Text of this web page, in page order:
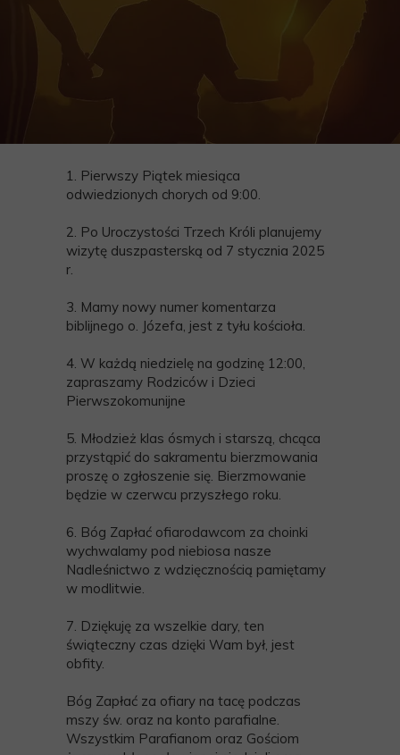
1. Pierwszy Piątek miesiąca
odwiedzionych chorych od 9:00.
2. Po Uroczystości Trzech Króli planujemy
wizytę duszpasterską od 7 stycznia 2025
r.
3. Mamy nowy numer komentarza
biblijnego o. Józefa, jest z tyłu kościoła.
4. W każdą niedzielę na godzinę 12:00,
zapraszamy Rodziców i Dzieci
Pierwszokomunijne
5. Młodzież klas ósmych i starszą, chcąca
przystąpić do sakramentu bierzmowania
proszę o zgłoszenie się. Bierzmowanie
będzie w czerwcu przyszłego roku.
6. Bóg Zapłać ofiarodawcom za choinki
wychwalamy pod niebiosa nasze
Nadleśnictwo z wdzięcznością pamiętamy
w modlitwie.
7. Dziękuję za wszelkie dary, ten
świąteczny czas dzięki Wam był, jest
obfity.
Bóg Zapłać za ofiary na tacę podczas
mszy św. oraz na konto parafialne.
Wszystkim Parafianom oraz Gościom